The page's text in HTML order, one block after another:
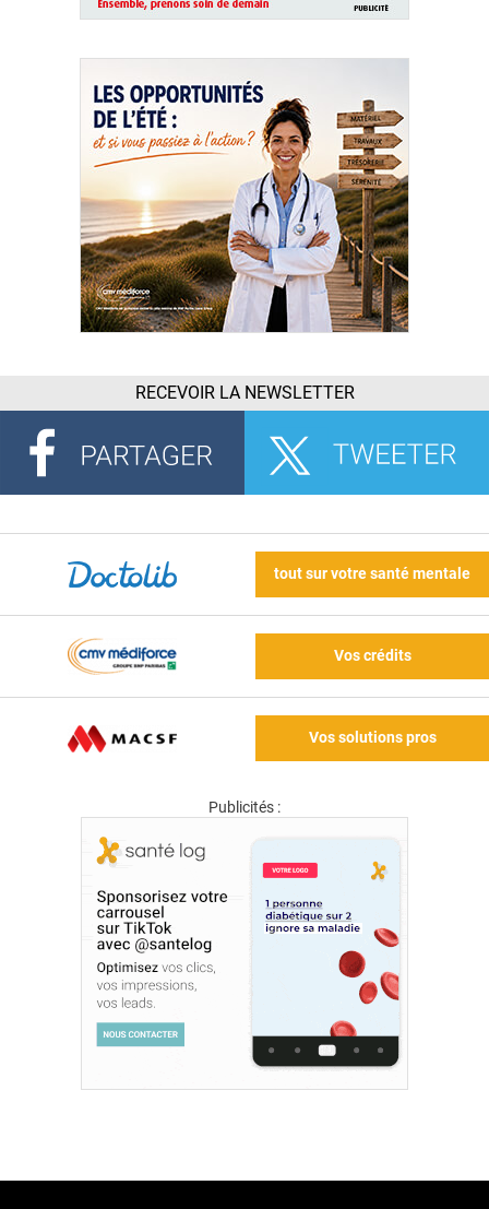
RECEVOIR LA NEWSLETTER
tout sur votre santé mentale
Vos crédits
Vos solutions pros
Publicités :